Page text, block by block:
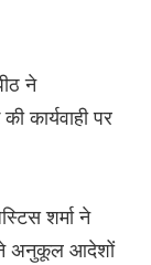
ने
कार्यवाही पर
शर्मा ने
ने अनुकूल आदेशों